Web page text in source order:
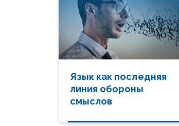
Язык как последняя
линия обороны
смыслов